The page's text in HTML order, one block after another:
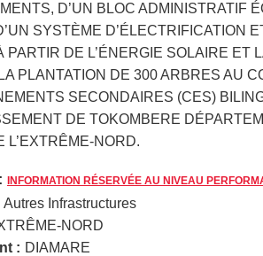
D’UN BLOC ADMINISTRATIF
SYSTÈME D’ÉLECTRIFICATION
PARTIR DE L’ÉNERGIE SOLAIRE ET
PLANTATION DE 300 ARBRES AU
SECONDAIRES (CES)
DE TOKOMBERE
L’EXTRÊME-NORD.
INFORMATION RÉSERVÉE AU NIVEAU
Autres Infrastructures
NORD
: DIAMARE